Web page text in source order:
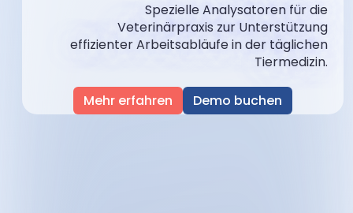
Spezielle Analysatoren für die
Veterinärpraxis zur Unterstützung
effizienter Arbeitsabläufe in der täglichen
Tiermedizin.
Mehr erfahren Demo buchen